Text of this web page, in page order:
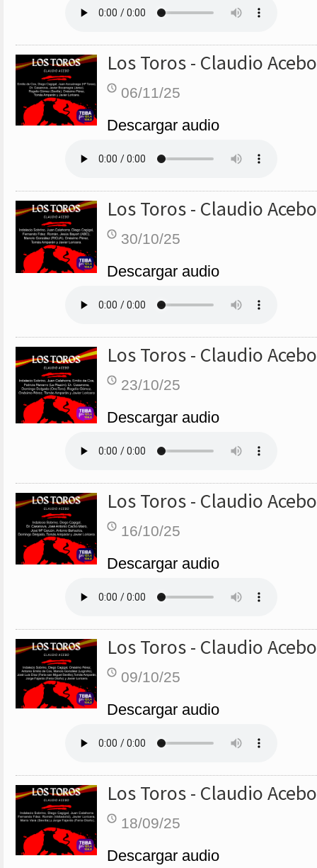
Los Toros - Claudio Acebo
06/11/25
Descargar audio
Los Toros - Claudio Acebo
30/10/25
Descargar audio
Los Toros - Claudio Acebo
23/10/25
Descargar audio
Los Toros - Claudio Acebo
16/10/25
Descargar audio
Los Toros - Claudio Acebo
09/10/25
Descargar audio
Los Toros - Claudio Acebo
18/09/25
Descargar audio